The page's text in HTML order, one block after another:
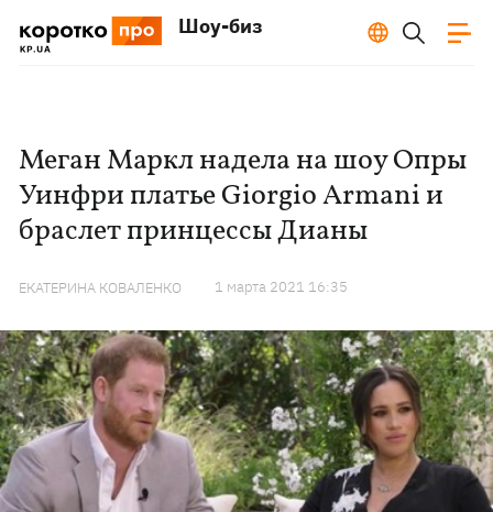
Шоу-биз
Меган Маркл надела на шоу Опры
Уинфри платье Giorgio Armani и
браслет принцессы Дианы
ЕКАТЕРИНА КОВАЛЕНКО 1 марта 2021 16:35